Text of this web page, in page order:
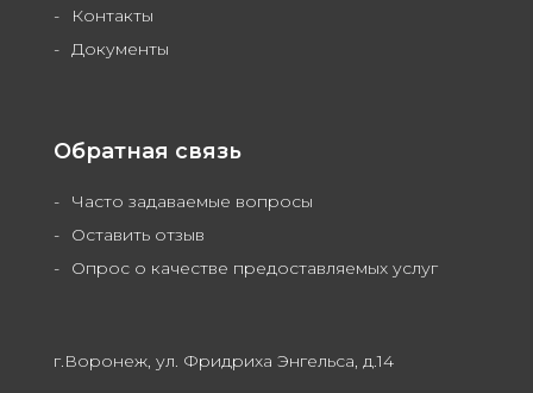
Контакты
Документы
Обратная связь
Часто задаваемые вопросы
Оставить отзыв
Опрос о качестве предоставляемых услуг
г.Воронеж, ул. Фридриха Энгельса, д.14